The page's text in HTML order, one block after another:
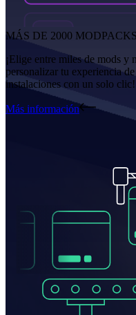
MÁS DE 2000
¡Elige entre miles de mods y
personalizar tu experiencia
instalaciones con un solo clic!
Más información